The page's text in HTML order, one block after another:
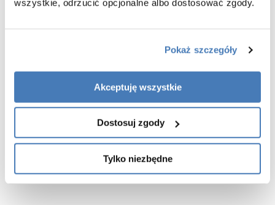
wszystkie, odrzucić opcjonalne albo dostosować zgody.
Pokaż szczegóły
Akceptuję wszystkie
Dostosuj zgody
Tylko niezbędne
3450,00
120X90 Kassari Prawa Plus
2860,00